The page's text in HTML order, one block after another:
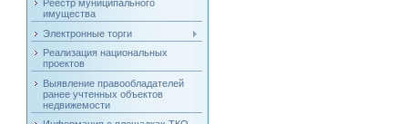
Реестр муниципального
имущества
Электронные торги
Реализация национальных
проектов
Выявление правообладателей
ранее учтенных объектов
недвижемости